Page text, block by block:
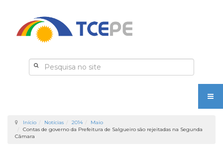
Início Notícias 2014
Maio
Contas de governo da Prefeitura de Salgueiro são rejeitadas na Segunda
Câmara